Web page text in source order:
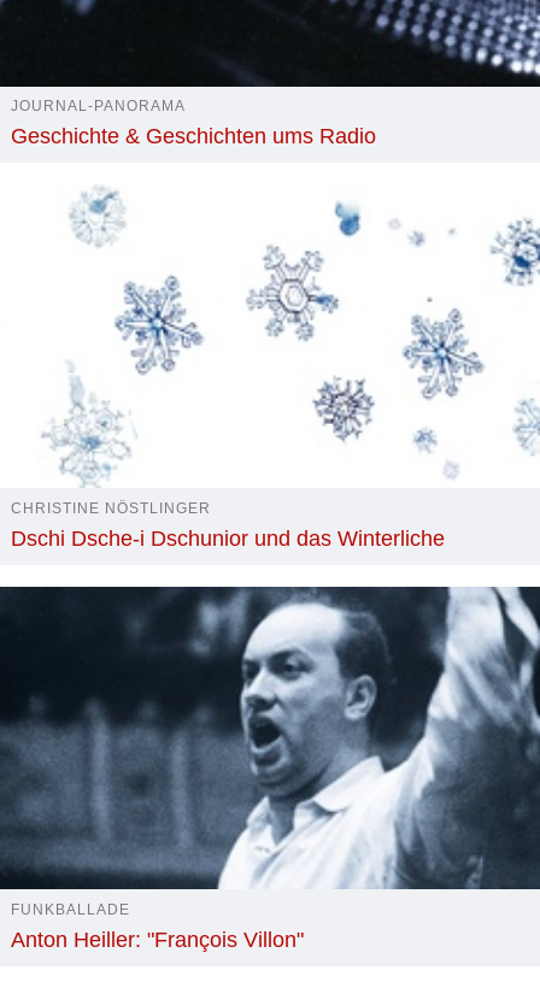
JOURNAL-PANORAMA
Geschichte & Geschichten ums Radio
CHRISTINE NÖSTLINGER
Dschi Dsche-i Dschunior und das Winterliche
FUNKBALLADE
Anton Heiller: "François Villon"